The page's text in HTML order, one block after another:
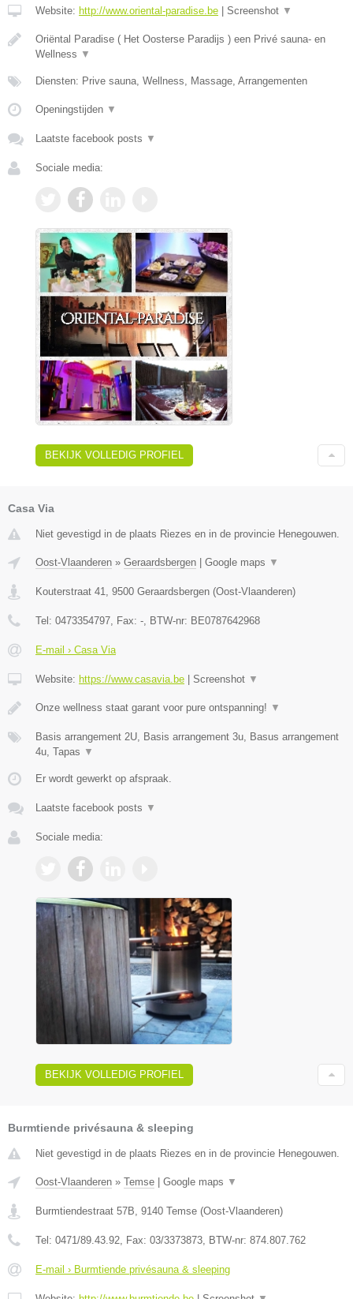
Website: http://www.oriental-paradise.be | Screenshot ▼
Oriëntal Paradise ( Het Oosterse Paradijs ) een Privé sauna- en
Wellness ▼
Diensten: Prive sauna, Wellness, Massage, Arrangementen
Openingstijden ▼
Laatste facebook posts ▼
Sociale media:
BEKIJK VOLLEDIG PROFIEL
Casa Via
Niet gevestigd in de plaats Riezes en in de provincie Henegouwen.
Oost-Vlaanderen » Geraardsbergen | Google maps ▼
Kouterstraat 41 9500 Geraardsbergen (Oost-Vlaanderen)
Tel: 0473354797 , Fax: - , BTW-nr: BE0787642968
E-mail › Casa Via
Website: https://www.casavia.be | Screenshot ▼
Onze wellness staat garant voor pure ontspanning! ▼
Basis arrangement 2U, Basis arrangement 3u, Basus arrangement
4u, Tapas ▼
Er wordt gewerkt op afspraak.
Laatste facebook posts ▼
Sociale media:
BEKIJK VOLLEDIG PROFIEL
Burmtiende privésauna & sleeping
Niet gevestigd in de plaats Riezes en in de provincie Henegouwen.
Oost-Vlaanderen » Temse Google maps ▼
Burmtiendestraat 57B, 9140 Temse (Oost-Vlaanderen)
Tel: 0471/89.43.92, Fax: 03/3373873, BTW-nr: 874.807.762
E-mail › Burmtiende privésauna & sleeping